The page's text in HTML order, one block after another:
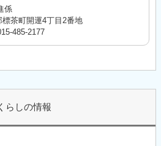
係
茶町開運4丁目2番地
485-2177
らしの情報